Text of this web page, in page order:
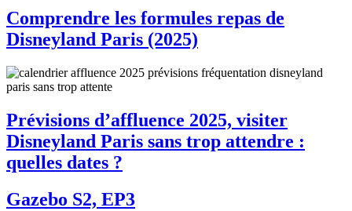
Comprendre les formules repas de
Disneyland Paris (2025)
Prévisions d’affluence 2025, visiter
Disneyland Paris sans trop attendre :
quelles dates ?
Gazebo S2, EP3